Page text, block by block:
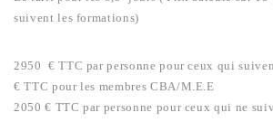
suivent les formations)
2950 € TTC par personne pour ceux qui
€ TTC pour les membres CBA/M.E.E
2050 € TTC par personne pour ceux qui ne